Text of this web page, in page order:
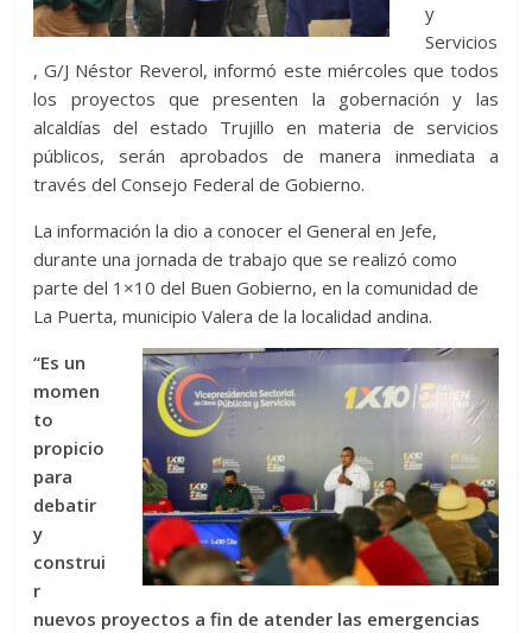
y
Servicios
, G/J Néstor Reverol, informó este miércoles que todos
los proyectos que presenten la gobernación y las
alcaldías del estado Trujillo en materia de servicios
públicos, serán aprobados de manera inmediata a
través del Consejo Federal de Gobierno.
La información la dio a conocer el General en Jefe,
durante una jornada de trabajo que se realizó como
parte del 1×10 del Buen Gobierno, en la comunidad de
La Puerta, municipio Valera de la localidad andina.
“Es un
momen
to
propicio
para
debatir
y
construi
r
nuevos proyectos a fin de atender las emergencias